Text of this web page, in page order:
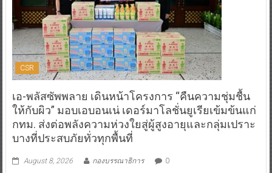
CSR
เอ-พลัสซัพพลาย เดินหน้าโครงการ “คืนความชุ่มชื้น
ให้กับผิว” มอบเอบอนเน่ เดอร์มาโลชั่นยูเรียเข้มข้นแก่
กทม. ส่งต่อพลังความห่วงใยสู่ผู้สูงอายุและกลุ่มเปราะ
บางที่ประสบภัยทั่วทุกพื้นที่
August 8, 2026 กองบรรณาธิการ 0